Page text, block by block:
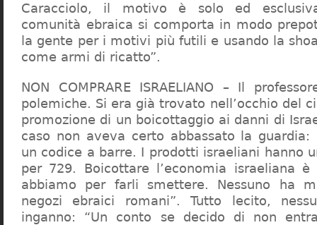
Caracciolo, il motivo è solo ed
comunità ebraica si comporta in modo
la gente per i motivi più futili e usando la
come armi di ricatto”.
NON COMPRARE ISRAELIANO – Il
polemiche. Si era già trovato nell’occhio del
promozione di un boicottaggio ai danni di
caso non aveva certo abbassato la guardia:
un codice a barre. I prodotti israeliani hanno
per 729. Boicottare l’economia israeliana è
abbiamo per farli smettere. Nessuno ha
negozi ebraici romani”. Tutto lecito,
inganno: “Un conto se decido di non